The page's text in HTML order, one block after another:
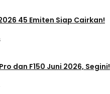
45 Emiten Siap Cairkan!
dan F150 Juni 2026, Segini!